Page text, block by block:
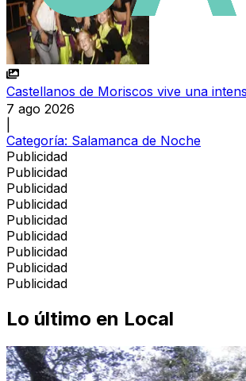
Castellanos de Moriscos vive una
7 ago 2026
Categoría: Salamanca de Noche
Publicidad
Publicidad
Publicidad
Publicidad
Publicidad
Publicidad
Publicidad
Publicidad
Publicidad
Lo último en Local